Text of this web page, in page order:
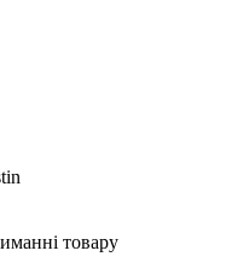
товару